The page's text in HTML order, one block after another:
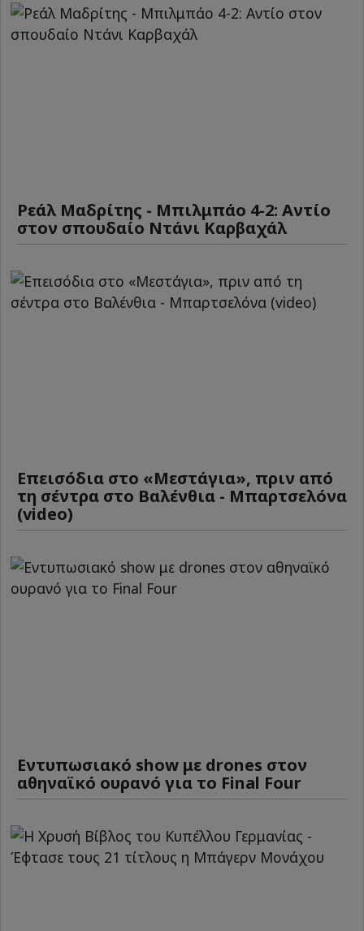
Ρεάλ Μαδρίτης - Μπιλμπάο 4-2: Αντίο
στον σπουδαίο Ντάνι Καρβαχάλ
Επεισόδια στο «Μεστάγια», πριν από
τη σέντρα στο Βαλένθια - Μπαρτσελόνα
(video)
Εντυπωσιακό show με drones στον
αθηναϊκό ουρανό για το Final Four